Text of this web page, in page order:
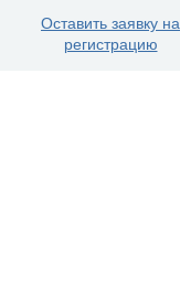
Оставить заявку на
регистрацию